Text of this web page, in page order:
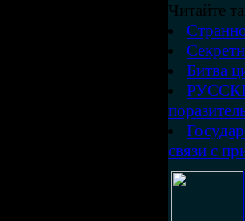
Читайте
Битва
связи с